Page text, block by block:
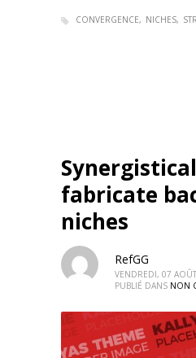
CONVERGENCE NICHES
fabricate
niches
RefGG
VENDREDI, 07
PUBLIÉ DANS NON